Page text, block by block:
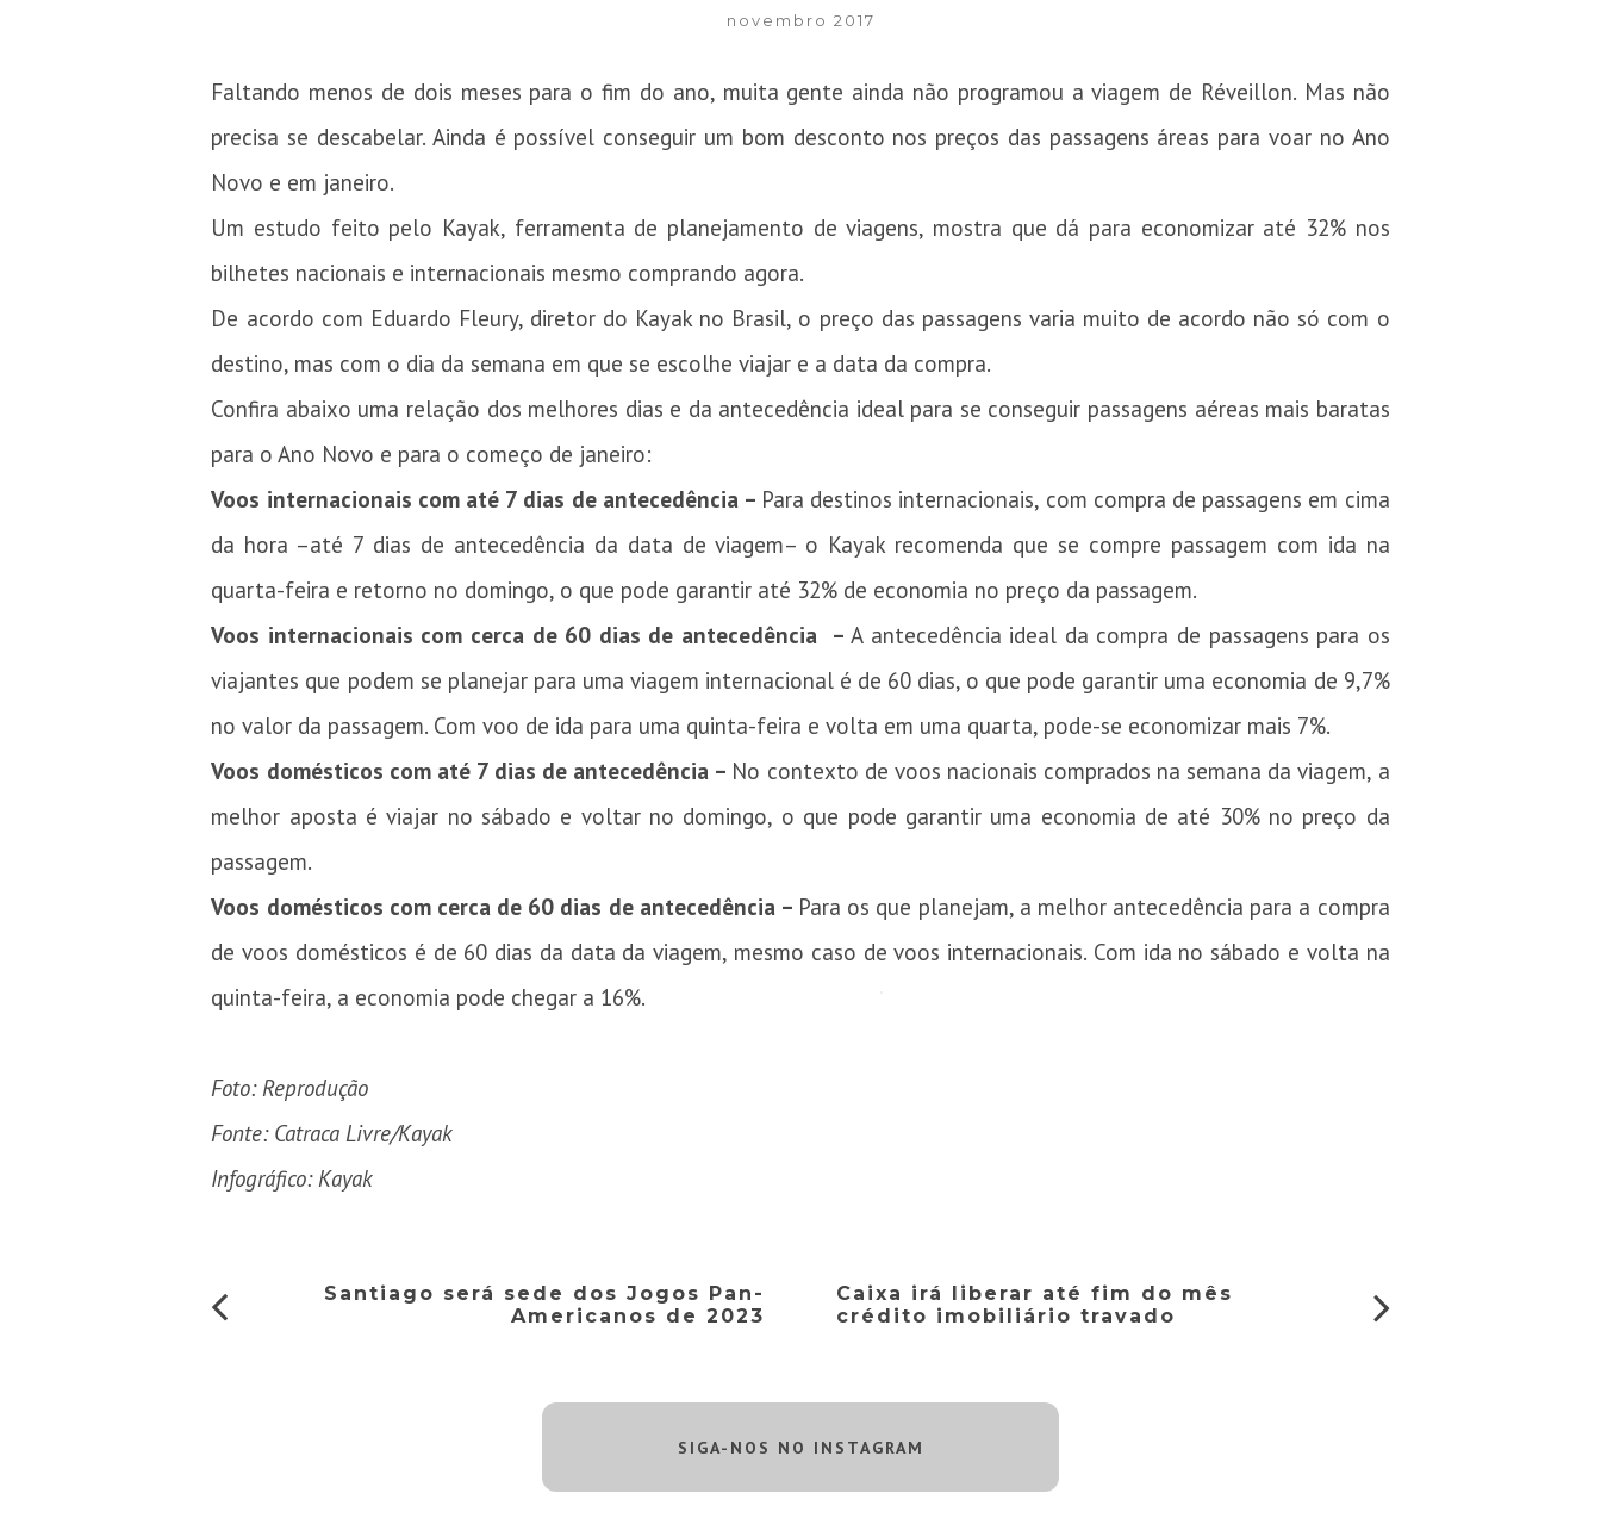
novembro 2017
Faltando menos de dois meses para o fim do ano, muita gente ainda não programou a viagem de Réveillon. Mas não
precisa se descabelar. Ainda é possível conseguir um bom desconto nos preços das passagens áreas para voar no Ano
Novo e em janeiro.
Um estudo feito pelo Kayak, ferramenta de planejamento de viagens, mostra que dá para economizar até 32% nos
bilhetes nacionais e internacionais mesmo comprando agora.
De acordo com Eduardo Fleury, diretor do Kayak no Brasil, o preço das passagens varia muito de acordo não só com o
destino, mas com o dia da semana em que se escolhe viajar e a data da compra.
Confira abaixo uma relação dos melhores dias e da antecedência ideal para se conseguir passagens aéreas mais baratas
para o Ano Novo e para o começo de janeiro:
Voos internacionais com até 7 dias de antecedência – Para destinos internacionais, com compra de passagens em cima
da hora –até 7 dias de antecedência da data de viagem– o Kayak recomenda que se compre passagem com ida na
quarta-feira e retorno no domingo, o que pode garantir até 32% de economia no preço da passagem.
Voos internacionais com cerca de 60 dias de antecedência –A antecedência ideal da compra de passagens para os
viajantes que podem se planejar para uma viagem internacional é de 60 dias, o que pode garantir uma economia de 9,7%
no valor da passagem. Com voo de ida para uma quinta-feira e volta em uma quarta, pode-se economizar mais 7%.
Voos domésticos com até 7 dias de antecedência – No contexto de voos nacionais comprados na semana da viagem, a
melhor aposta é viajar no sábado e voltar no domingo, o que pode garantir uma economia de até 30% no preço da
passagem.
Voos domésticos com cerca de 60 dias de antecedência – Para os que planejam, a melhor antecedência para a compra
de voos domésticos é de 60 dias da data da viagem, mesmo caso de voos internacionais. Com ida no sábado e volta na
quinta-feira, a economia pode chegar a 16%.
Foto: Reprodução
Fonte: Catraca Livre/Kayak
Infográfico: Kayak
Santiago será sede dos Jogos Pan-
Americanos de 2023
Caixa irá liberar até fim do mês
crédito imobiliário travado
SIGA-NOS NO INSTAGRAM